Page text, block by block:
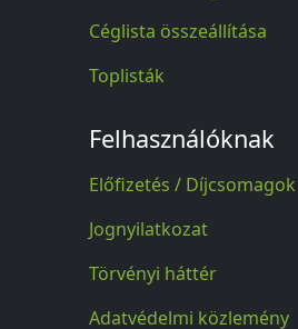
Céglista összeállítása
Toplisták
Felhasználóknak
Előfizetés / Díjcsomagok
Jognyilatkozat
Törvényi háttér
Adatvédelmi közlemény